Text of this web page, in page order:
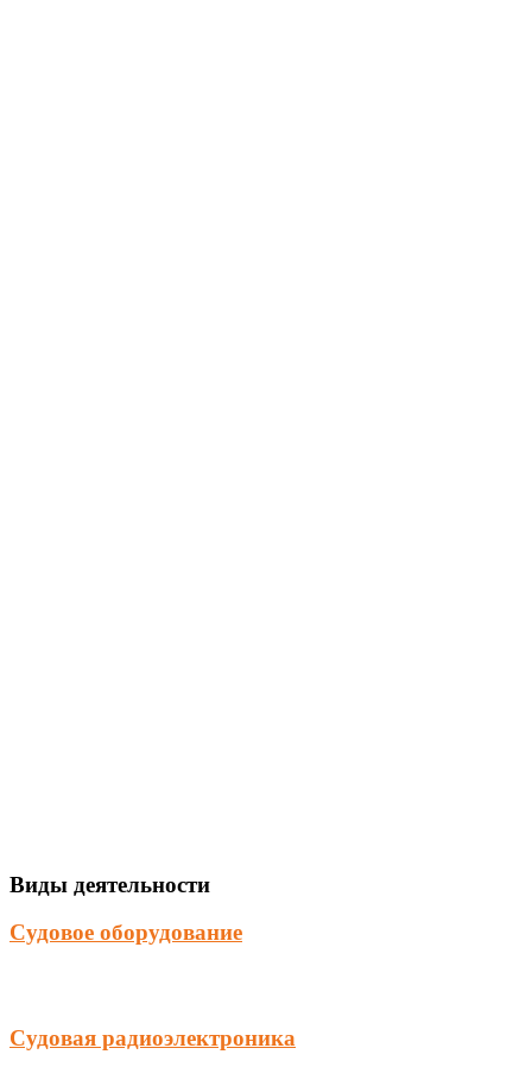
Виды деятельности
Судовое оборудование
Судовая радиоэлектроника